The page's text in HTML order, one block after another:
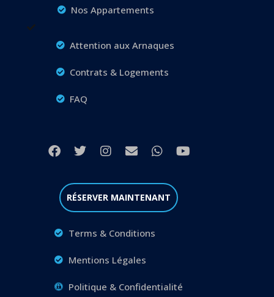
Nos Appartements
Attention aux Arnaques
Contrats & Logements
FAQ
RÉSERVER MAINTENANT
Terms & Conditions
Mentions Légales
Politique & Confidentialité